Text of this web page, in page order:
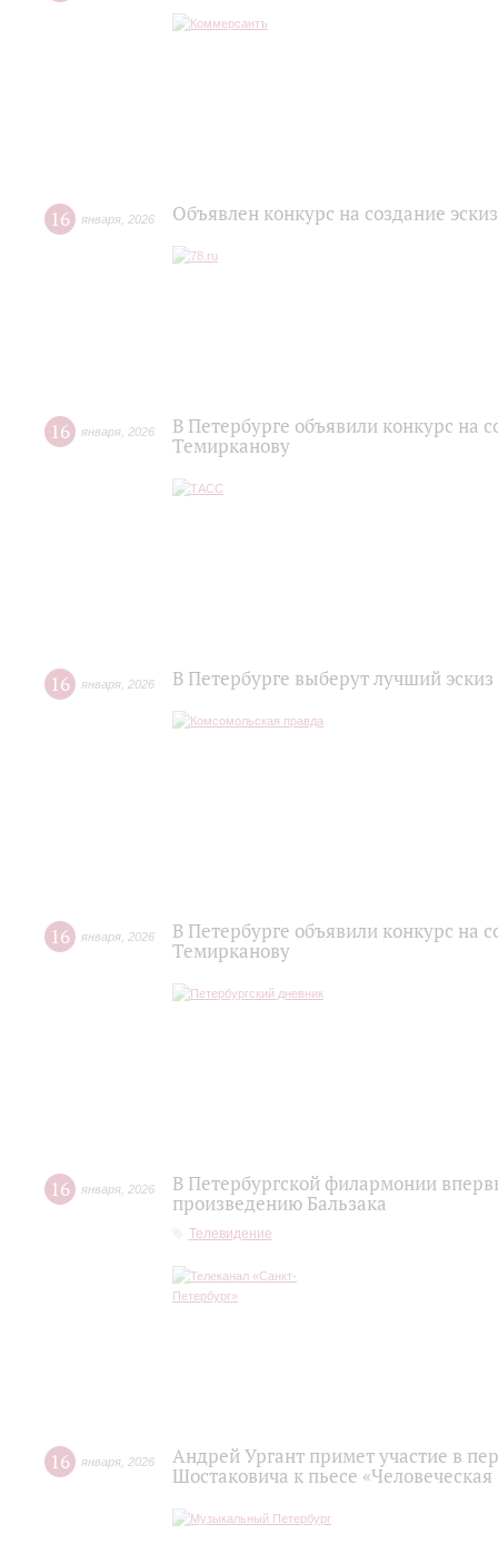
16 января 2026 Объявлен конкурс на создание
16 января 2026
В Петербурге объявили конкурс на
Темирканову
16 января 2026 В Петербурге выберут лучший
16 января 2026
В Петербурге объявили конкурс на
Темирканову
16 января 2026
В Петербургской филармонии
произведению Бальзака
Телевидение
16 января 2026
Андрей Ургант примет участие в
Шостаковича к пьесе